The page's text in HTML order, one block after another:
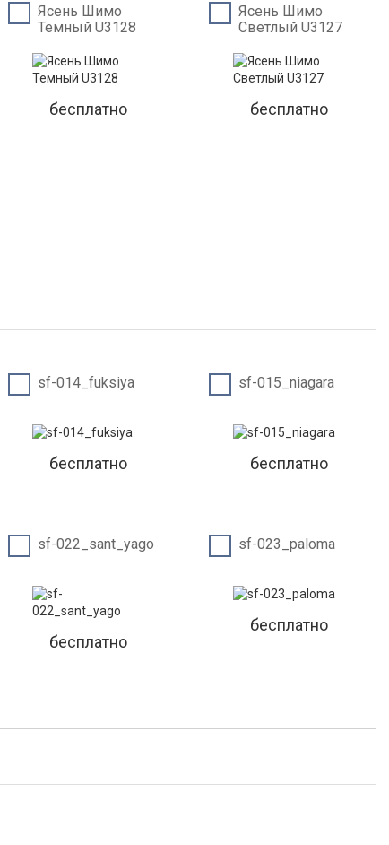
Ясень Шимо
Темный U3128
бесплатно
Ясень Шимо
Светлый U3127
бесплатно
sf-014_fuksiya
бесплатно
sf-015_niagara
бесплатно
sf-022_sant_yago
бесплатно
sf-023_paloma
бесплатно